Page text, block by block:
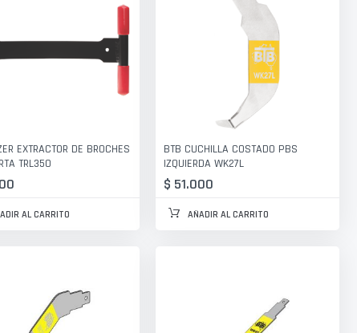
EXTRACTOR DE BROCHES
TRL350
AL CARRITO
BTB CUCHILLA COSTADO PBS
IZQUIERDA WK27L
$ 51.000
AÑADIR AL CARRITO